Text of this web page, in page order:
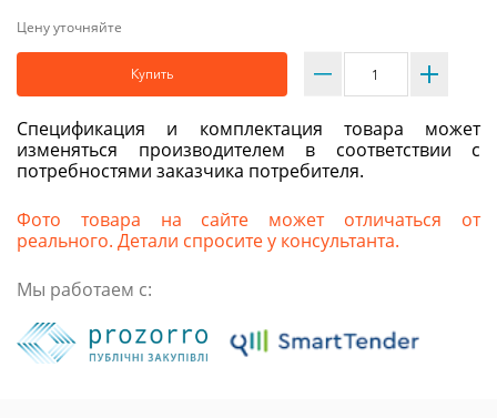
Цену уточняйте
Купить
Спецификация и комплектация товара может
изменяться производителем в соответствии с
потребностями заказчика потребителя.
Фото товара на сайте может отличаться от
реального. Детали спросите у консультанта.
Мы работаем с: